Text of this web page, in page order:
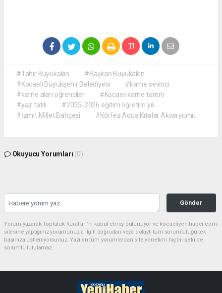
#Tahir Büyükakın
#Başkan Büyükakın
#Kocaeli Büyükşehir Belediyesi
#karne sevinci
#karne alan öğrenciler
#Kocaeli karne töreni
#yaz tatili
#2025-2026 eğitim öğretim yılı
#İzmit Millet Bahçesi
#Körfez Aqua Kıtalar Akvaryumu
Okuyucu Yorumları (0)
Gönder
Yorum yazarak Topluluk Kuralları’nı kabul etmiş bulunuyor ve kocaeliyenihaber.com
sitesine yaptığınız yorumunuzla ilgili doğrudan veya dolaylı tüm sorumluluğu tek
başınıza üstleniyorsunuz. Yazılan tüm yorumlardan site yönetimi hiçbir şekilde
sorumlu tutulamaz.